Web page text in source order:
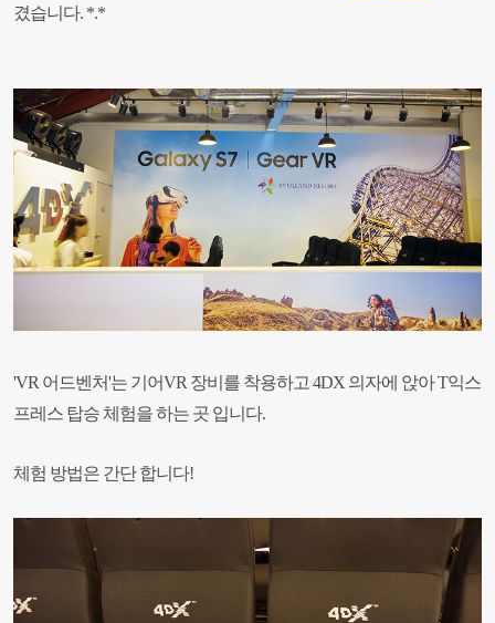
겼습니다. *.*
'VR 어드벤처'는 기어VR 장비를 착용하고 4DX 의자에 앉아 T익스
프레스 탑승 체험을 하는 곳 입니다.
체험 방법은 간단 합니다!